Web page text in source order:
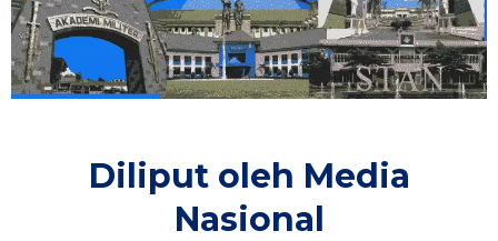
Diliput oleh Media
Nasional​